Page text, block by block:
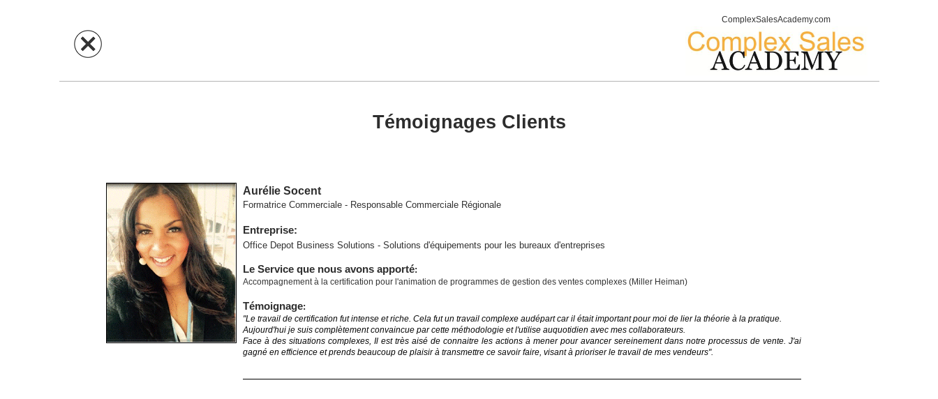
ComplexSalesAcademy.com
Témoignages Clients
Aurélie Socent
Formatrice Commerciale - Responsable Commerciale Régionale
Entreprise:
Office Depot Business Solutions - Solutions d'équipements pour les bureaux d'entreprises
Le Service que nous avons apporté:
Accompagnement à la certification pour l'animation de programmes de gestion des ventes complexes (Miller Heiman)
Témoignage:
"Le travail de certification fut intense et riche. Cela fut un travail complexe audépart car il était important pour moi de lier la théorie à la pratique.
Aujourd'hui je suis complètement convaincue par cette méthodologie et l'utilise auquotidien avec mes collaborateurs.
Face à des situations complexes, Il est très aisé de connaitre les actions à mener pour avancer sereinement dans notre processus de vente. J'ai
gagné en efficience et prends beaucoup de plaisir à transmettre ce savoir faire, visant à prioriser le travail de mes vendeurs".